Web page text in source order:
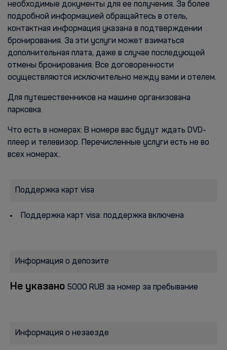
необходимые документы для ее получения. За более
подробной информацией обращайтесь в отель,
контактная информация указана в подтверждении
бронирования. За эти услуги может взиматься
дополнительная плата, даже в случае последующей
отмены бронирования. Все договоренности
осуществляются исключительно между вами и отелем.
Для путешественников на машине организована
парковка.
Что есть в номерах: В номере вас будут ждать DVD-
плеер и телевизор. Перечисленные услуги есть не во
всех номерах..
Поддержка карт visa
Поддержка карт visa: поддержка включена
Информация о депозите
Не указано 5000 RUB за номер за пребывание
Информация о незаезде